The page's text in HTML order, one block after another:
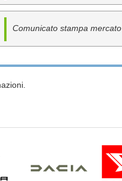
Comunicato stampa